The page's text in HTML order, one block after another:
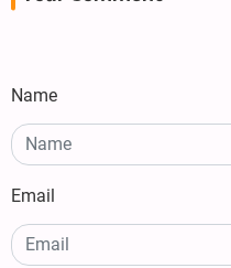
Name
Email